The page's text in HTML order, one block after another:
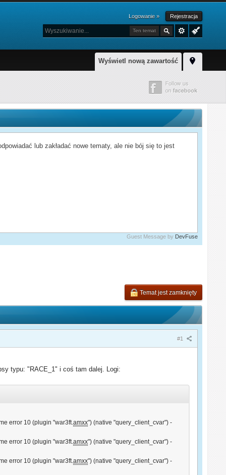
Logowanie » Rejestracja
Ten temat
Wyświetl nową zawartość
lub zakładać nowe tematy, ale nie bój się to jest
Guest Message by DevFuse
Temat jest zamknięty
#1
typu: "RACE_1" i coś tam dalej. Logi:
error 10 (plugin "war3ft.amxx") (native "query_client_cvar") -
error 10 (plugin "war3ft.amxx") (native "query_client_cvar") -
error 10 (plugin "war3ft.amxx") (native "query_client_cvar") -